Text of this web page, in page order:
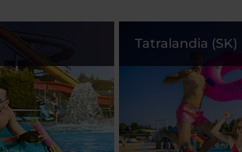
Tatralandia (SK)